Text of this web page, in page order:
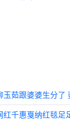
红千惠戛纳红毯足